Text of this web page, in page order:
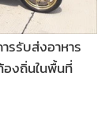
รรับส่งอาหาร
องถิ่นในพื้นที่